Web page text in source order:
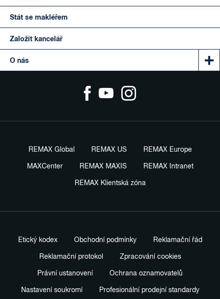
Stát se makléřem
Založit kancelář
O nás
REMAX Global REMAX US REMAX Europe
MAXCenter REMAX MAXIS REMAX Intranet
REMAX Klientská zóna
Etický kodex Obchodní podmínky Reklamační řád
Reklamační protokol Zpracování cookies
Právní ustanovení Ochrana oznamovatelů
Nastavení soukromí Profesionální prodejní standardy